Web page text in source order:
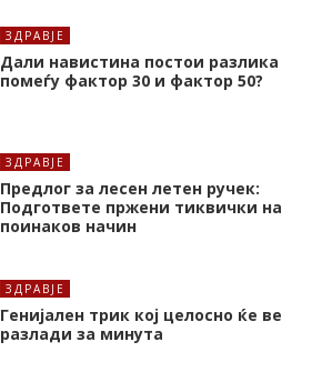
ЗДРАВЈЕ
Дали навистина постои разлика
помеѓу фактор 30 и фактор 50?
ЗДРАВЈЕ
Предлог за лесен летен ручек:
Подгответе пржени тиквички на
поинаков начин
ЗДРАВЈЕ
Генијален трик кој целосно ќе ве
разлади за минута